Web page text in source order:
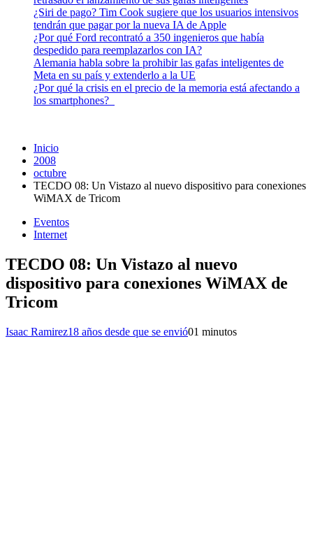
¿Siri de pago? Tim Cook sugiere que los usuarios intensivos
tendrán que pagar por la nueva IA de Apple
¿Por qué Ford recontrató a 350 ingenieros que había
despedido para reemplazarlos con IA?
Alemania habla sobre la prohibir las gafas inteligentes de
Meta en su país y extenderlo a la UE
¿Por qué la crisis en el precio de la memoria está afectando a
los smartphones?
Inicio
2008
octubre
TECDO 08: Un Vistazo al nuevo dispositivo para conexiones
WiMAX de Tricom
Eventos
Internet
TECDO 08: Un Vistazo al nuevo
dispositivo para conexiones WiMAX de
Tricom
Isaac Ramirez18 años desde que se envió01 minutos